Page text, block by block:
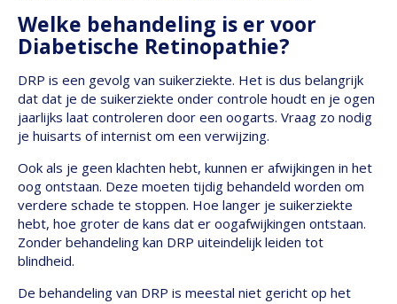
Welke behandeling is er voor
Diabetische Retinopathie?
DRP is een gevolg van suikerziekte. Het is dus belangrijk
dat dat je de suikerziekte onder controle houdt en je ogen
jaarlijks laat controleren door een oogarts. Vraag zo nodig
je huisarts of internist om een verwijzing.
Ook als je geen klachten hebt, kunnen er afwijkingen in het
oog ontstaan. Deze moeten tijdig behandeld worden om
verdere schade te stoppen. Hoe langer je suikerziekte
hebt, hoe groter de kans dat er oogafwijkingen ontstaan.
Zonder behandeling kan DRP uiteindelijk leiden tot
blindheid.
De behandeling van DRP is meestal niet gericht op het